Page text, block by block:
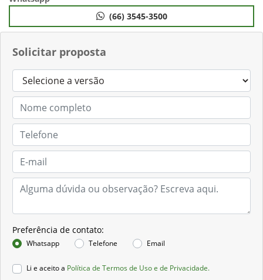
Solicitar proposta
Preferência de contato:
Whatsapp Telefone Email
Li e aceito a Política de Termos de Uso e de Privacidade.
(66) 3545-3500